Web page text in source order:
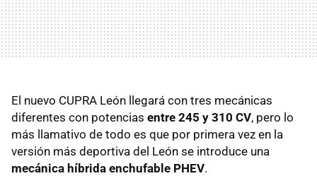
El nuevo CUPRA León llegará con tres mecánicas
diferentes con potencias entre 245 y 310 CV, pero lo
más llamativo de todo es que por primera vez en la
versión más deportiva del León se introduce una
mecánica híbrida enchufable PHEV.